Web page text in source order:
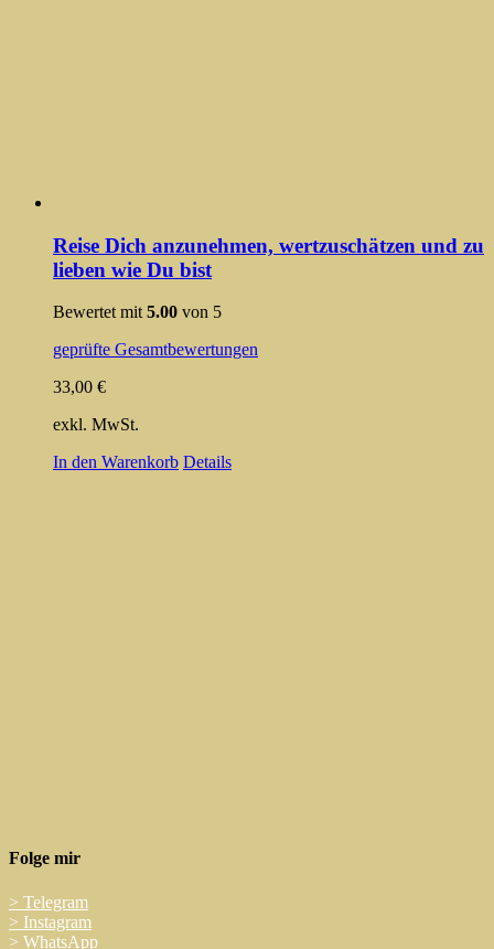
Reise Dich anzunehmen, wertzuschätzen und zu
lieben wie Du bist
Bewertet mit5.00 von 5
geprüfte Gesamtbewertungen
33,00 €
exkl. MwSt.
In den Warenkorb Details
Folge mir
> Telegram
> Instagram
> WhatsApp